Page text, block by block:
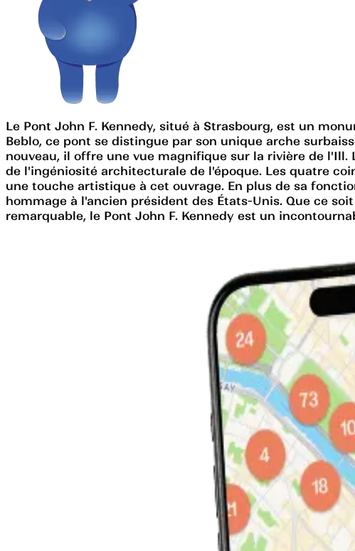
Le Pont John F. Kennedy, situé à Strasbourg, est un
Beblo, ce pont se distingue par son unique arche
nouveau, il offre une vue magnifique sur la rivière de
de l'ingéniosité architecturale de l'époque. Les quatre
une touche artistique à cet ouvrage. En plus de sa
hommage à l'ancien président des États-Unis. Que ce
remarquable, le Pont John F. Kennedy est un